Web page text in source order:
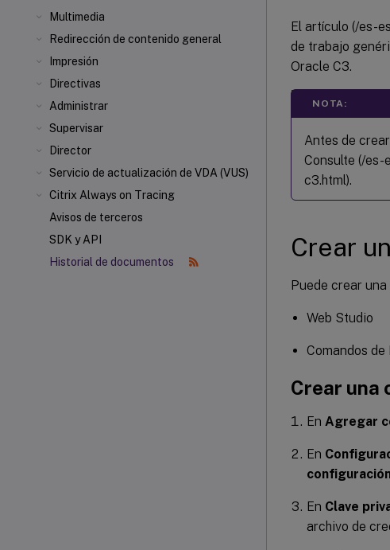
Multimedia
Redirección de contenido general
Impresión
Directivas
Administrar
Supervisar
Director
Servicio de actualización de VDA (VUS)
Citrix Always on Tracing
Avisos de terceros
SDK y API
Historial de documentos
El artículo (/es-
de trabajo
Oracle C3.
NOTA:
Antes de
Consulte (/
c3.html).
Crear
Puede crear
Web Studio
Comandos
Crear una
En Agregar
En
En Clave
archivo de